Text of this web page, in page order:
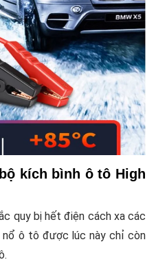
kích bình ô tô High
quy bị hết điện cách xa các
ô tô được lúc này chỉ còn